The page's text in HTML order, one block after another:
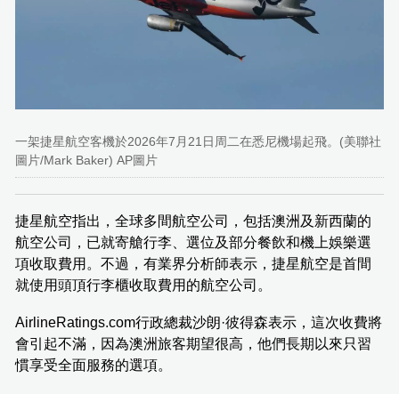
一架捷星航空客機於2026年7月21日周二在悉尼機場起飛。(美聯社
圖片/Mark Baker) AP圖片
捷星航空指出，全球多間航空公司，包括澳洲及新西蘭的
航空公司，已就寄艙行李、選位及部分餐飲和機上娛樂選
項收取費用。不過，有業界分析師表示，捷星航空是首間
就使用頭頂行李櫃收取費用的航空公司。
AirlineRatings.com行政總裁沙朗·彼得森表示，這次收費將
會引起不滿，因為澳洲旅客期望很高，他們長期以來只習
慣享受全面服務的選項。